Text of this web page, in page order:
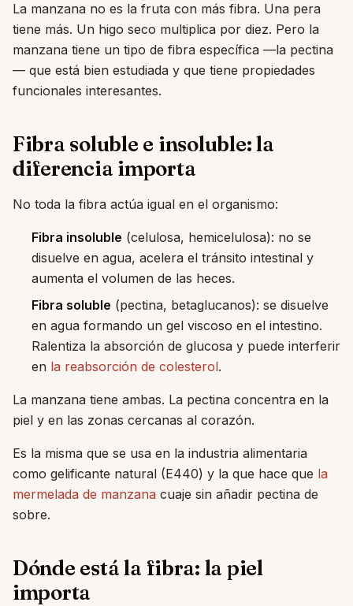
La manzana no es la fruta con más fibra. Una pera
tiene más. Un higo seco multiplica por diez. Pero la
manzana tiene un tipo de fibra específica —la pectina
— que está bien estudiada y que tiene propiedades
funcionales interesantes.
Fibra soluble e insoluble: la
diferencia importa
No toda la fibra actúa igual en el organismo:
Fibra insoluble (celulosa, hemicelulosa): no se
disuelve en agua, acelera el tránsito intestinal y
aumenta el volumen de las heces.
Fibra soluble (pectina, betaglucanos): se disuelve
en agua formando un gel viscoso en el intestino.
Ralentiza la absorción de glucosa y puede interferir
en la reabsorción de colesterol.
La manzana tiene ambas. La pectina concentra en la
piel y en las zonas cercanas al corazón.
Es la misma que se usa en la industria alimentaria
como gelificante natural (E440) y la que hace que la
mermelada de manzana cuaje sin añadir pectina de
sobre.
Dónde está la fibra: la piel
importa